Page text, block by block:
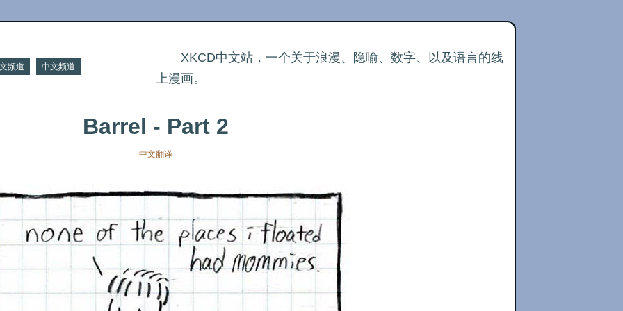
频道 中文频道
XKCD中文站，一个关于浪漫、隐喻、数字、以及语言的线
上漫画。
Barrel - Part 2
中文翻译